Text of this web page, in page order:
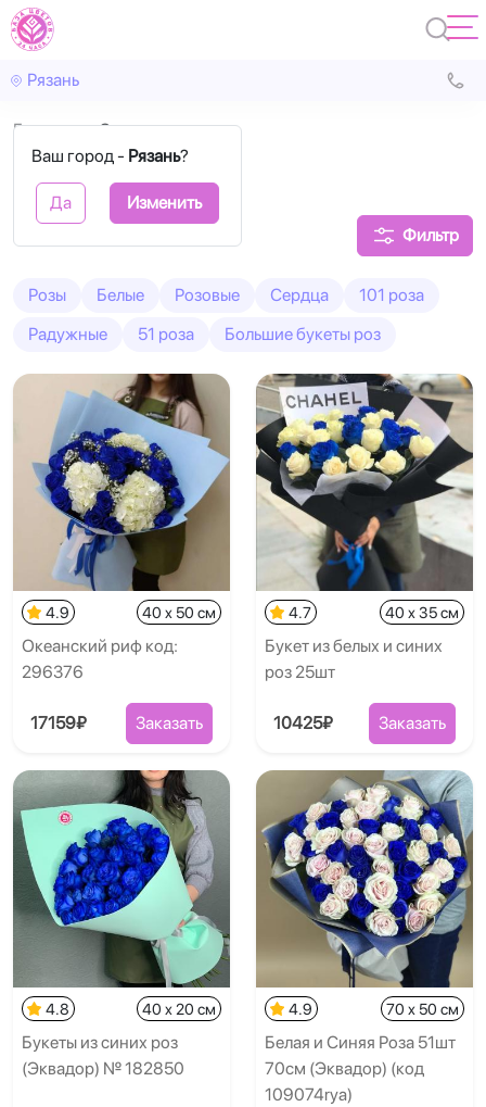
Рязань
Ваш город - Рязань?
Да Изменить
Главная Синие
Синие розы
Фильтр
Розы Белые Розовые Сердца
101 роза
Радужные
51 роза Большие букеты роз
4.9 40 x 50 см
Океанский риф код:
296376
17159₽ Заказать
4.7 40 x 35 см
Букет из белых и синих
роз 25шт
10425₽ Заказать
4.8 40 x 20 см
Букеты из синих роз
(Эквадор) № 182850
4.9 70 x 50 см
Белая и Синяя Роза 51шт
70см (Эквадор) (код
109074rya)